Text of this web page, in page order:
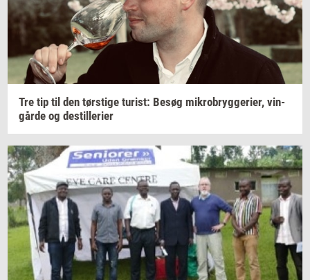
Tre tip til den tørsti­ge turist: Besøg mi­kro­bryg­ge­ri­er, vin­
går­de og destil­le­ri­er